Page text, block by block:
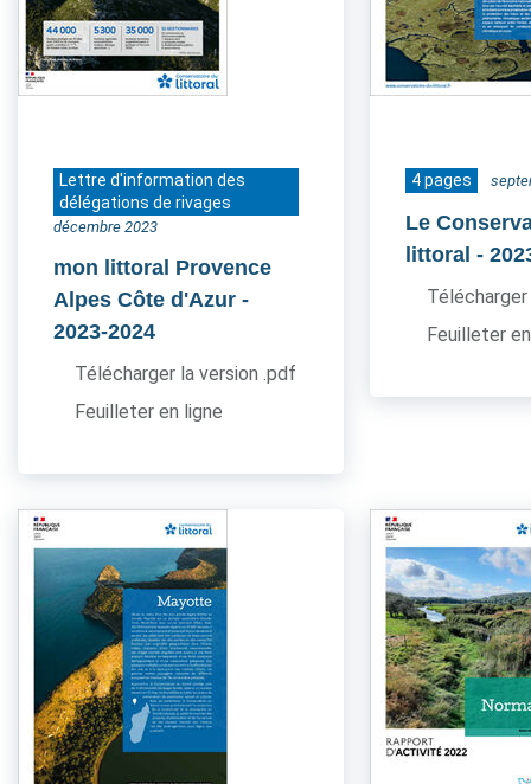
Lettre d'information des
délégations de rivages
décembre 2023
mon littoral Provence
Alpes Côte d'Azur -
2023-2024
Télécharger la version .pdf
Feuilleter en ligne
4 pages
Le
littoral-
Feuilleter